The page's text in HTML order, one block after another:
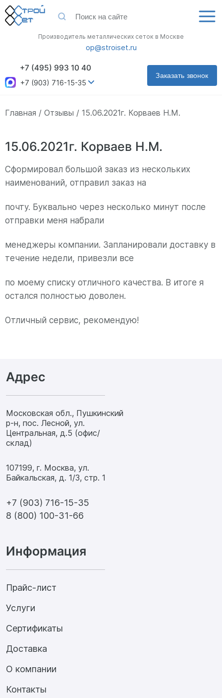
Заказать звонок
+7 (495) 993 10 40
+7 (903) 716-15-35
Производитель металлических сеток в Москве
op@stroiset.ru
Главная Отзывы 15.06.2021г. Корваев Н.М.
15.06.2021г. Корваев Н.М.
Сформировал большой заказ из нескольких
наименований, отправил заказ на
почту. Буквально через несколько минут после
отправки меня набрали
менеджеры компании. Запланировали доставку в
течение недели, привезли все
по моему списку отличного качества. В итоге я
остался полностью доволен.
Отличный сервис, рекомендую!
Адрес
Московская обл., Пушкинский
р-н, пос. Лесной, ул.
Центральная, д.5 (офис/
склад)
107199, г. Москва, ул.
Байкальская, д. 1/3, стр. 1
+7 (903) 716-15-35
8 (800) 100-31-66
Информация
Прайс-лист
Услуги
Сертификаты
Доставка
О компании
Контакты